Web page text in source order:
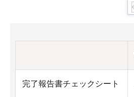
完了報告書チェックシート